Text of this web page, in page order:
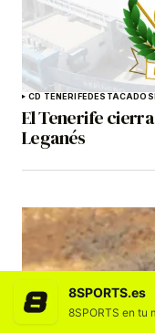
CD TENERIFEDESTACADOS
El Tenerife
Leganés
8SPORTS.es
8SPORTS en tu